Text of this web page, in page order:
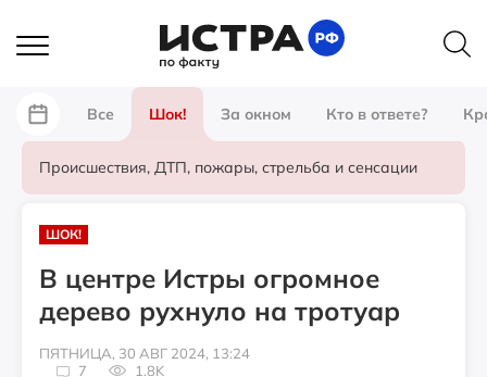
Все Шок! За окном Кто в ответе?
Происшествия, ДТП, пожары, стрельба и сенсации
ШОК!
В центре Истры огромное
дерево рухнуло на тротуар
ПЯТНИЦА, 30 АВГ 2024, 13:24
7
1.8K